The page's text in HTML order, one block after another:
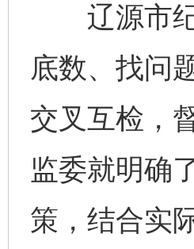
辽源市纪
底数、找问
交叉互检，
监委就明确
策，结合实